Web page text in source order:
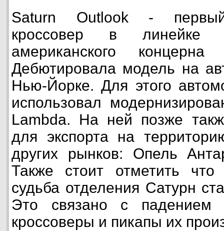
Saturn Outlook - первый
кроссовер в линейке
американского
Дебютировала модель на
Нью-Йорке. Для этого
использовал
Lambda. На ней позже
для экспорта на
других рынков: Опель
Также стоит отметить
судьба отделения Сатурн
Это связано с падением
кроссоверы и пикапы их